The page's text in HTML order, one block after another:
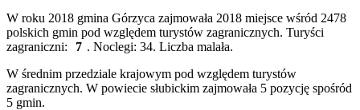
W roku 2018 gmina Górzyca zajmowała 2018 miejsce wśród 2478
polskich gmin pod względem turystów zagranicznych. Turyści
zagraniczni:
7 . Noclegi: 34. Liczba malała.
W średnim przedziale krajowym pod względem turystów
zagranicznych. W powiecie słubickim zajmowała 5 pozycję spośród
5 gmin.